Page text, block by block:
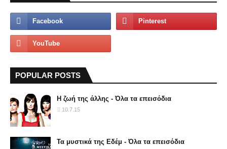
POPULAR POSTS
Η ζωή της άλλης - Όλα τα επεισόδια
10.7.15
Τα μυστικά της Εδέμ - Όλα τα επεισόδια